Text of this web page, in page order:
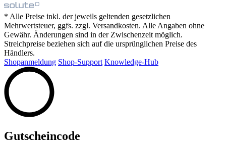
* Alle Preise inkl. der jeweils geltenden gesetzlichen
Mehrwertsteuer, ggfs. zzgl. Versandkosten. Alle Angaben ohne
Gewähr. Änderungen sind in der Zwischenzeit möglich.
Streichpreise beziehen sich auf die ursprünglichen Preise des
Händlers.
Shopanmeldung Shop-Support Knowledge-Hub
Gutscheincode